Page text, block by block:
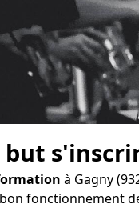
but
à Gagny
fonctionnement